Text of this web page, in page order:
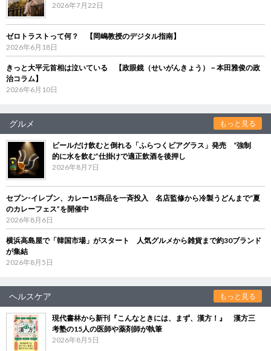
2026年7月22日
ゼロトラストって何？ 【岡嶋教授のデジタル指南】
2026年6月18日
きっと大平元首相は泣いている 【政眼鏡（せいがんきょう）－本田雅俊の政
治コラム】
2026年6月10日
グルメ もっと見る
ビールだけ飲むと倒れる「ふらつくビアグラス」発売 “強制
的に水を飲む”仕掛けで適正飲酒を後押し
2026年8月7日
セブン‐イレブン、カレー15商品を一斉投入 名店監修から冷製うどんまで“夏
のカレーフェス”を開催中
2026年8月6日
横浜高島屋で「韓国市場」がスタート 人気グルメから雑貨まで約30ブランド
が集結
2026年8月5日
ヘルスケア もっと見る
現代書林から新刊『こんなときには、まず、漢方！』 漢方三
考塾の15人の医師や薬剤師が執筆
2026年8月5日